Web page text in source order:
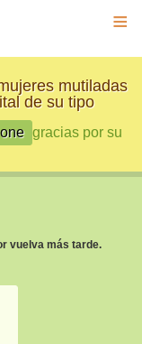
≡
mutiladas
de su tipo
gracias por su
vuelva más tarde.